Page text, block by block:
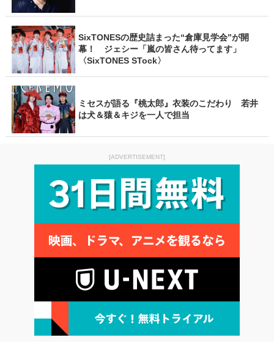
SixTONESの歴史詰まった“倉庫見学会”が開
幕！ ジェシー「嵐の皆さん待ってます」
〈SixTONES STock〉
ミセスが語る『桃太郎』衣装のこだわり 若井
は犬＆猿＆キジを一人で担当
[ADVERTISEMENT]